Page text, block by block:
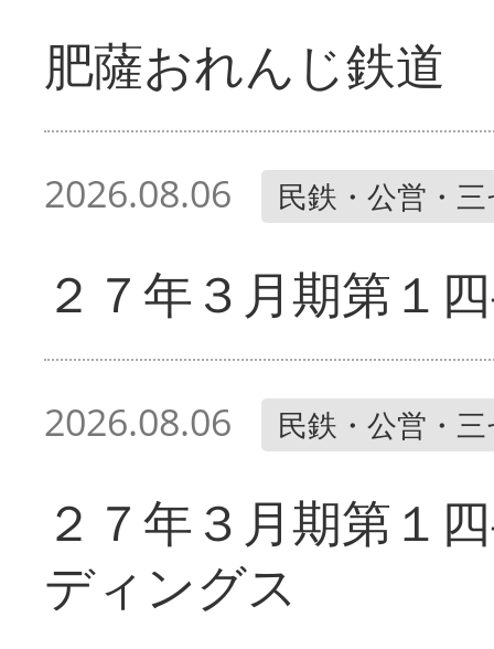
肥薩おれんじ鉄
2026.08.06 民鉄・公営・
２７年３月期第１
2026.08.06 民鉄・公営・
２７年３月期第１
ディングス